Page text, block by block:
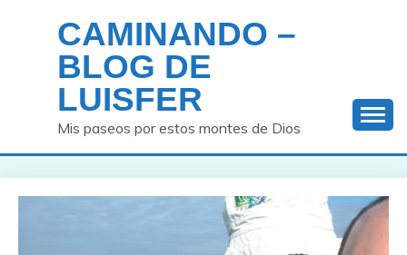
contenido
CAMINANDO –
BLOG DE
LUISFER
Mis paseos por estos montes de Dios